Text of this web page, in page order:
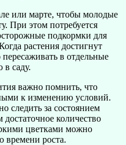
или марте, чтобы молодые
При этом потребуется
подкормки для
растения достигнут
в отдельные
в саду.
важно помнить, что
к изменению условий.
следить за состоянием
количество
цветками можно
времени роста.